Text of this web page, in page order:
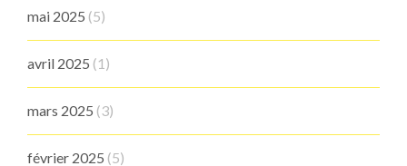
mai 2025 (5)
avril 2025 (1)
mars 2025 (3)
février 2025 (5)